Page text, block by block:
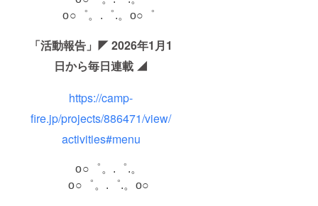
o○゜。.゜.。o○゜
「活動報告」◤ 2026年1月1
日から毎日連載 ◢
https://camp-
fire.jp/projects/886471/view/
activities#menu
o○゜。.゜.。
o○゜。.゜.。o○